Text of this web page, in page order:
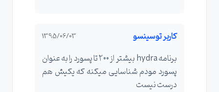
کاربر توسینسو 1395/06/03
برنامه hydra بیشتر از ۲۰۰ تا پسورد را به عنوان
پسورد مودم شناسایی میکنه که یکیش هم
درست نیست